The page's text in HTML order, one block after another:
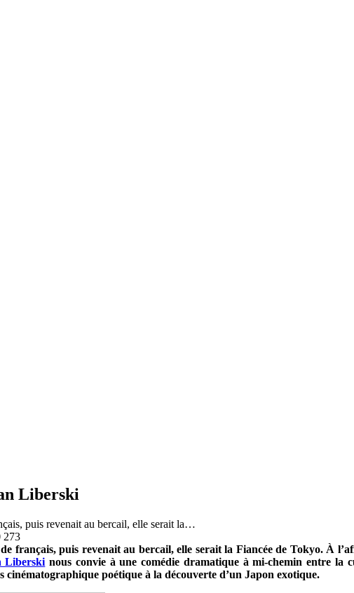
Liberski
puis revenait au bercail, elle serait la…
273
français, puis revenait au bercail, elle serait la Fiancée de Tokyo. À
Liberski nous convie à une comédie dramatique à mi-chemin entre la
cinématographique poétique à la découverte d’un Japon exotique.